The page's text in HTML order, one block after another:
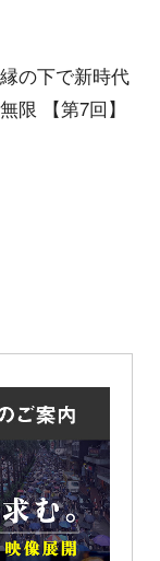
の下で新時代
限 【第7回】